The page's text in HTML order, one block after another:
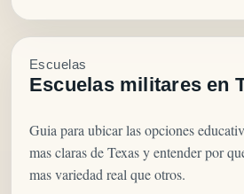
Escuelas
Escuelas militares en
Guia para ubicar las opciones
mas claras de Texas y entender por
mas variedad real que otros.